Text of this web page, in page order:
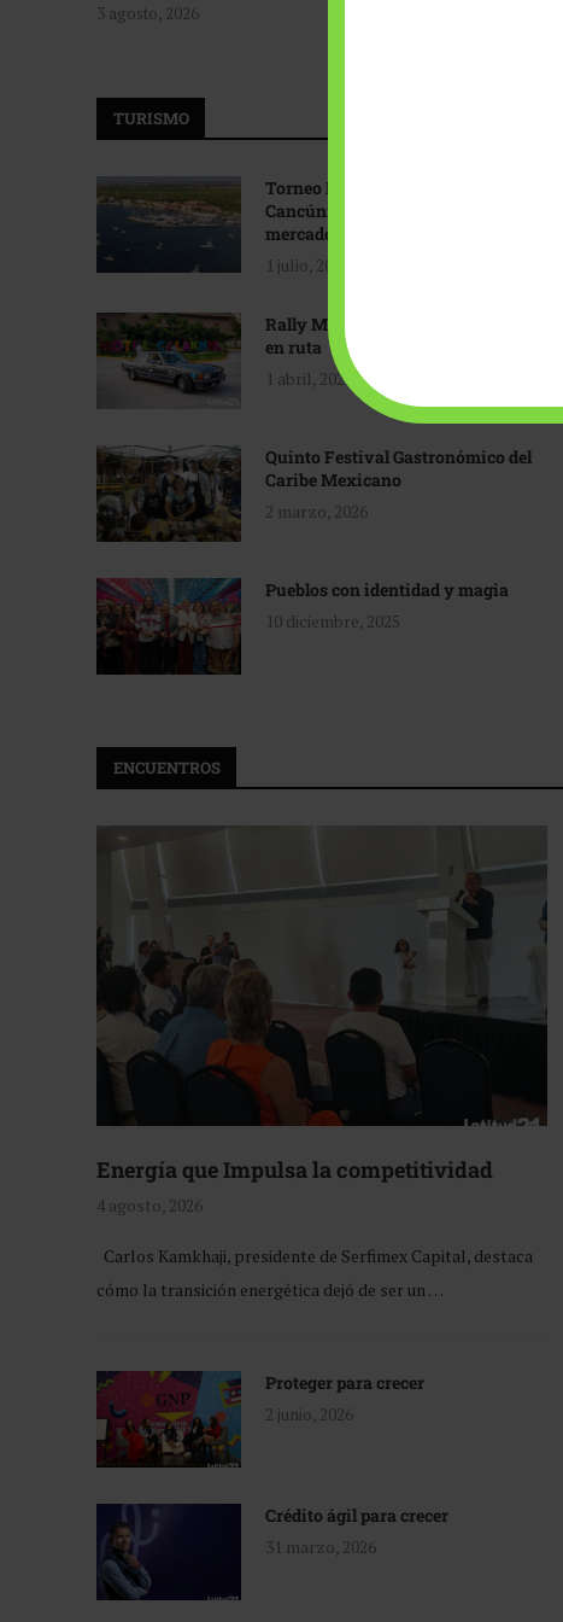
3 agosto, 2026
TURISMO
Torneo Internacional de Pesca
Cancún: Navegando hacia nuevos
mercados
1 julio, 2026
Rally Maya: Herencia automotriz
en ruta
1 abril, 2026
Quinto Festival Gastronómico del
Caribe Mexicano
2 marzo, 2026
Pueblos con identidad y magia
10 diciembre, 2025
ENCUENTROS
Energía que Impulsa la competitividad
4 agosto, 2026
Carlos Kamkhaji, presidente de Serfimex Capital, destaca
cómo la transición energética dejó de ser un …
Proteger para crecer
2 junio, 2026
Crédito ágil para crecer
31 marzo, 2026